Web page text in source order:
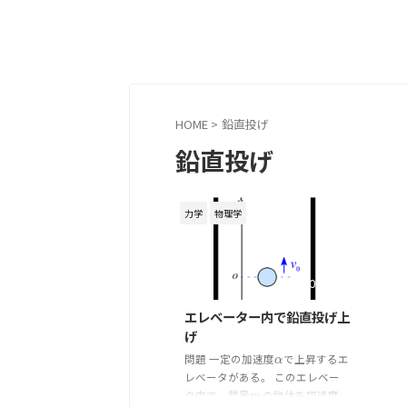
HOME > 鉛直投げ
鉛直投げ
力学 物理学
2024/9/9
エレベーター内で鉛直投げ上
げ
問題 一定の加速度α
α で上昇するエ
レベータがある。 このエレベー
タ内で、質量
の物体を初速度